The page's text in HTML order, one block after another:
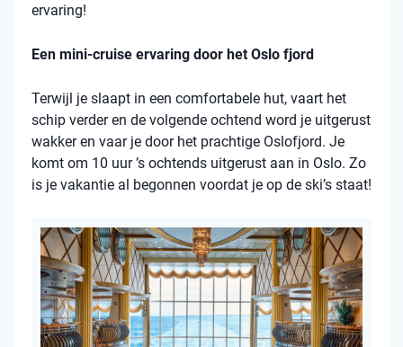
ervaring!
Een mini-cruise ervaring door het Oslo fjord
Terwijl je slaapt in een comfortabele hut, vaart het
schip verder en de volgende ochtend word je uitgerust
wakker en vaar je door het prachtige Oslofjord. Je
komt om 10 uur ’s ochtends uitgerust aan in Oslo. Zo
is je vakantie al begonnen voordat je op de ski’s staat!